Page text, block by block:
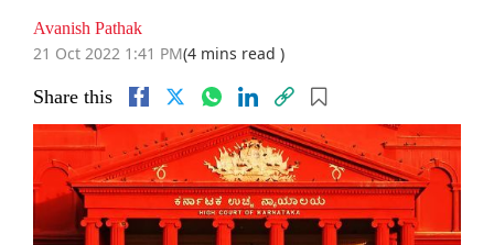
Avanish Pathak
21 Oct 2022 1:41 PM(4 mins read )
Share this